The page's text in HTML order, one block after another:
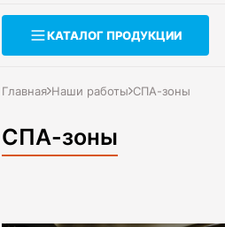
КАТАЛОГ ПРОДУКЦИИ
Главная Наши работы СПА-зоны
СПА-зоны